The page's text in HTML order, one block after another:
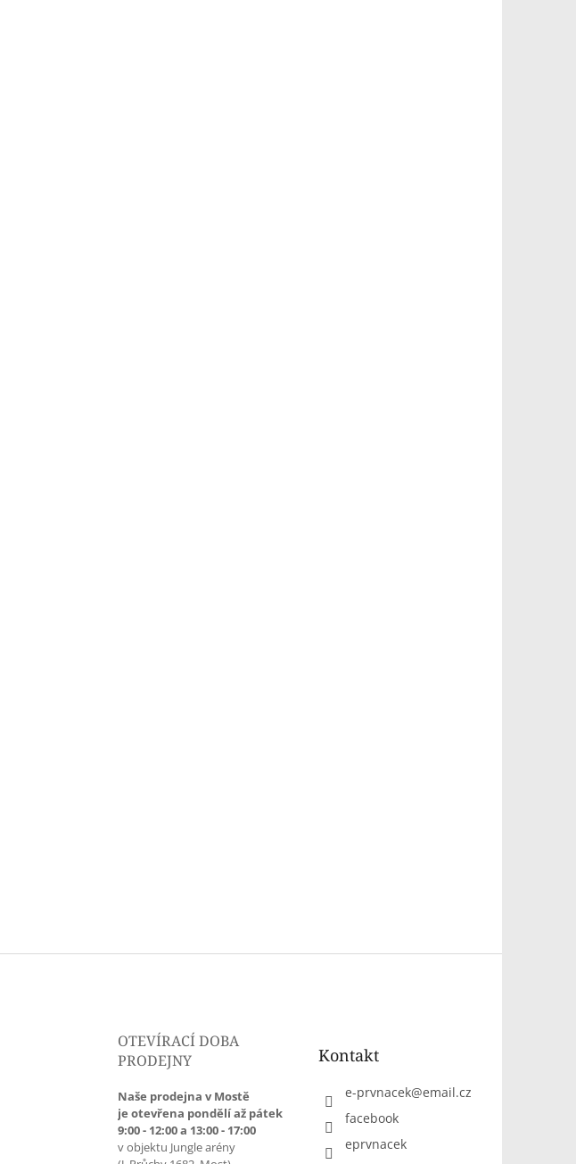
OTEVÍRACÍ DOBA
PRODEJNY
Naše prodejna v Mostě
je otevřena pondělí až pátek
9:00 - 12:00 a 13:00 - 17:00
v objektu Jungle arény
Kontakt
e-prvnacek@email.cz
facebook
eprvnacek